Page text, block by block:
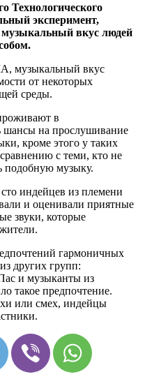
Технологического
эксперимент,
музыкальный вкус людей
музыкальный вкус
от некоторых
среды.
в
шансы на прослушивание
кроме этого у таких
с теми, кто не
подобную музыку.
индейцев из племени
и оценивали приятные
звуки, которые
гармоничных
других групп:
и музыканты из
такое предпочтение.
или смех, индейцы